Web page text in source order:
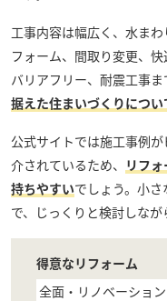
工事内容は幅広く、水ま
フォーム、間取り変更、
バリアフリー、耐震工事ま
据えた住まいづくりにつ
公式サイトでは施工事例
介されているため、 リフ
持ちやすいでしょう。小
で、じっくりと検討しなが
得意なリフォーム
全面・リノベーション